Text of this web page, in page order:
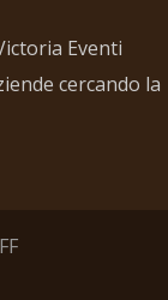
Eventi
cercando la
FF